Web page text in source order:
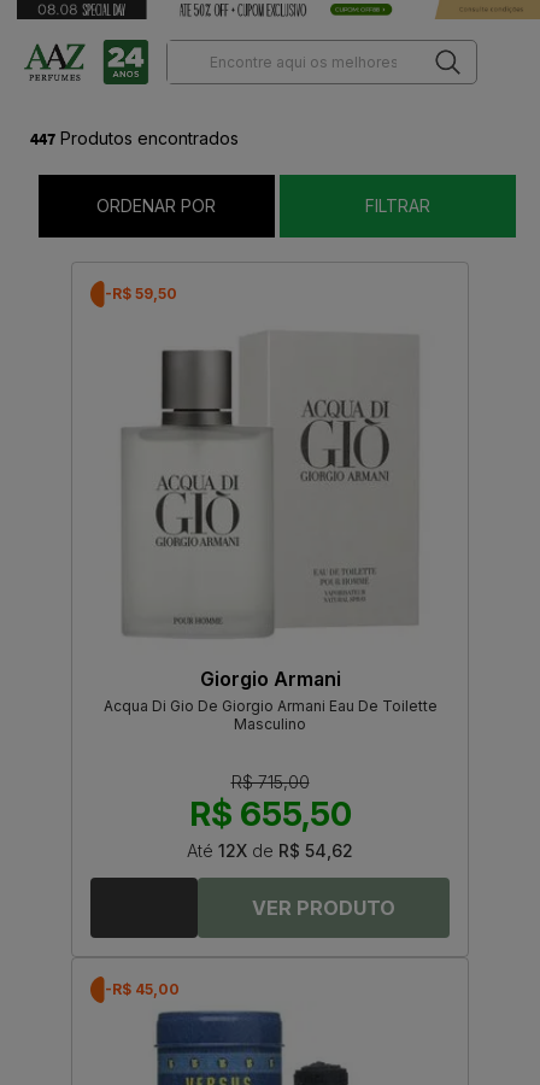
447 Produtos encontrados
ORDENAR POR FILTRAR
-R$ 59,50
Giorgio Armani
Acqua Di Gio De Giorgio Armani Eau De Toilette
Masculino
R$ 715,00
R$ 655,50
Até 12X de R$ 54,62
-R$ 45,00